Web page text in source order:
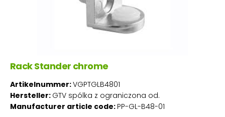
Rack Stander chrome
Artikelnummer:VGPTGLB4801
Hersteller: GTV spólka z ograniczona od.
Manufacturer article code: PP-GL-B48-01